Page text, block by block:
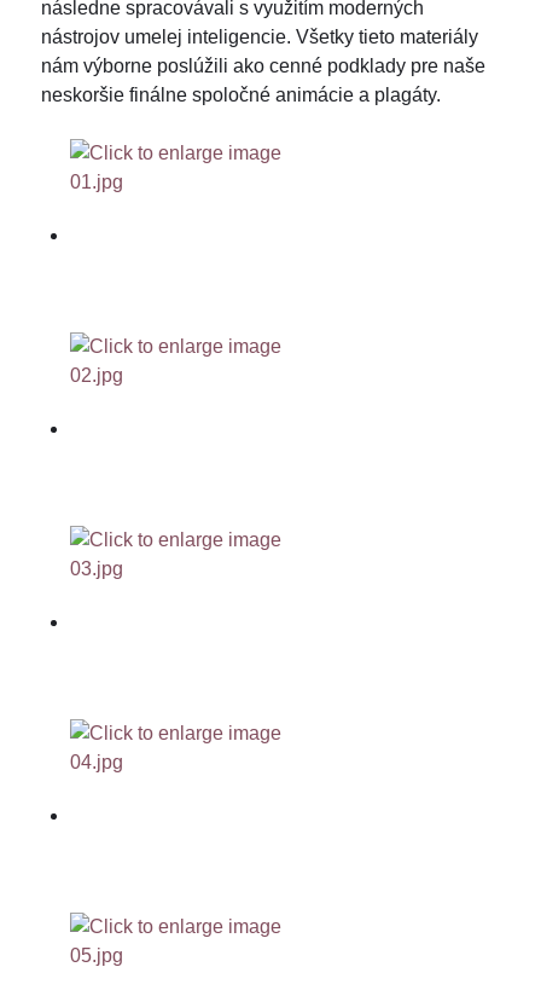
následne spracovávali s využitím moderných
nástrojov umelej inteligencie. Všetky tieto materiály
nám výborne poslúžili ako cenné podklady pre naše
neskoršie finálne spoločné animácie a plagáty.